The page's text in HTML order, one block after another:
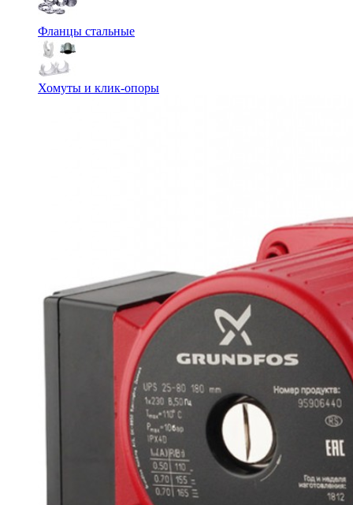
Фланцы стальные
Хомуты и клик-опоры